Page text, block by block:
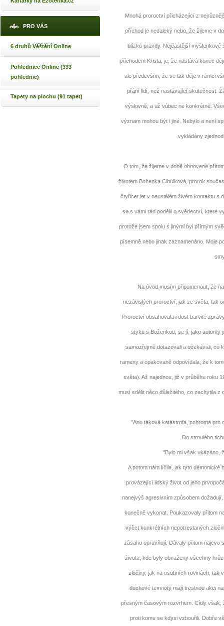
PRO VÁS
6 druhů Věštění Online
Pohlednice Online (333
pohlednic)
Tapety na plochu (91 tapet)
Mnohá proroctví přicházející z
příchod je nedaleký nebo, že žijeme v
blízko pravdy. Nejčastější myšlenkové
příchodem Krista, je, že nastává konec
ale především, že se tak děje v rámci
přání lidí, než nastávající skutečnost.
výslovně, a už vůbec ne konkrétně.
význam mohou být i jiné. Nebylo a není
vykládány
O tom, že žijeme v době obnovené
životem Boženka Cibulková, prorok
čtyřicet let v neustálém živém kontaktu s
se s vámi rád podělil o svědectví, které
protože jsem spolu s jinými byl přímým
písemně nebo jinak zaznamenáno. Moje
Na úvod musím připomenout, že
nezávislých proroctví, jak ze světa, tak
Proroctví obsahovala i dost barvité
styku s Boženkou, se jí, jako autority
samozřejmě dotazovali a očekávali, co
rameny a opakovaně odpovídala, že k
světa). Až najednou, již v průběhu roku
musí sdělit něco důležitého, co zachytila z
"Ano taková katastrofa, pohroma pro
Do strnulého
"Bylo mi však ukázáno,
A potom nám líčila, jak tyto
provázející lidský život od jeho
nanejvýš agresivním způsobem
konečně vykonat. Poukazovaly přitom
výčet konkrétních nepotrestaných
zásahu opravňují. Dávaly přitom najevo
života, kde byly obnaženy všechny
zločiny, jak na osobních rovinách, tak
duchové temnoty mají trestnou akci
přesným časovým rozvrhem. Cítily však,
proti komu se kdysi vzbouřili. Dobře